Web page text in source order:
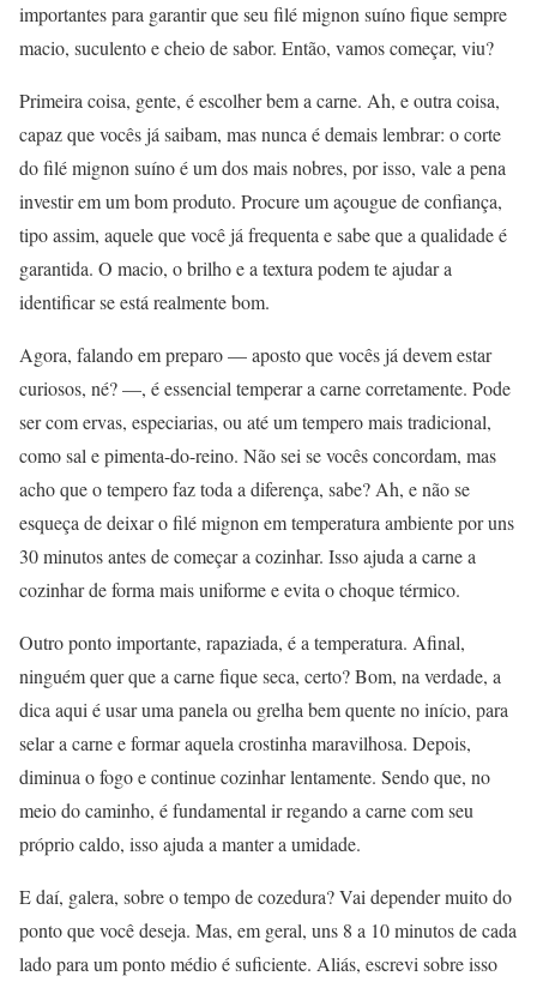
importantes para garantir que seu filé mignon suíno fique sempre
macio, suculento e cheio de sabor. Então, vamos começar, viu?
Primeira coisa, gente, é escolher bem a carne. Ah, e outra coisa,
capaz que vocês já saibam, mas nunca é demais lembrar: o corte
do filé mignon suíno é um dos mais nobres, por isso, vale a pena
investir em um bom produto. Procure um açougue de confiança,
tipo assim, aquele que você já frequenta e sabe que a qualidade é
garantida. O macio, o brilho e a textura podem te ajudar a
identificar se está realmente bom.
Agora, falando em preparo — aposto que vocês já devem estar
curiosos, né? —, é essencial temperar a carne corretamente. Pode
ser com ervas, especiarias, ou até um tempero mais tradicional,
como sal e pimenta-do-reino. Não sei se vocês concordam, mas
acho que o tempero faz toda a diferença, sabe? Ah, e não se
esqueça de deixar o filé mignon em temperatura ambiente por uns
30 minutos antes de começar a cozinhar. Isso ajuda a carne a
cozinhar de forma mais uniforme e evita o choque térmico.
Outro ponto importante, rapaziada, é a temperatura. Afinal,
ninguém quer que a carne fique seca, certo? Bom, na verdade, a
dica aqui é usar uma panela ou grelha bem quente no início, para
selar a carne e formar aquela crostinha maravilhosa. Depois,
diminua o fogo e continue cozinhar lentamente. Sendo que, no
meio do caminho, é fundamental ir regando a carne com seu
próprio caldo, isso ajuda a manter a umidade.
E daí, galera, sobre o tempo de cozedura? Vai depender muito do
ponto que você deseja. Mas, em geral, uns 8 a 10 minutos de cada
lado para um ponto médio é suficiente. Aliás, escrevi sobre isso